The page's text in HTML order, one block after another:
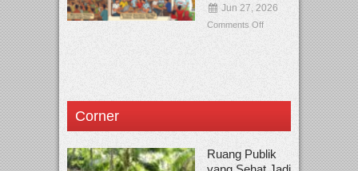
Jun 27, 2026
Comments Off
Corner
Ruang Publik